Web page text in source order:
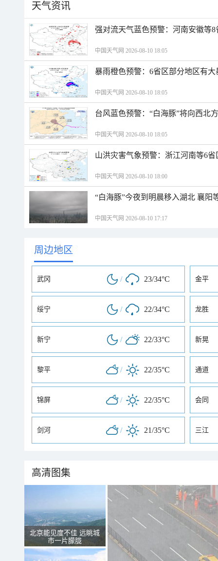
天气资讯
强对流天气蓝色预警：河南安徽等
中国天气网 2026-08-10 18:05
暴雨橙色预警：6省区部分地区有
中国天气网 2026-08-10 18:05
台风蓝色预警：“白海豚”将向西北
中国天气网 2026-08-10 18:05
山洪灾害气象预警：浙江河南等6
中国天气网 2026-08-10 18:00
“白海豚”今夜到明晨移入湖北 襄阳
中国天气网 2026-08-10 17:17
周边地区
武冈 / 23/34°C 金平
绥宁 / 22/34°C 龙胜
新宁 / 22/33°C 新晃
黎平 / 22/35°C 通道
锦屏 / 22/35°C 会同
剑河 / 21/35°C 三江
高清图集
北京能见度不佳 远眺城
市一片朦胧